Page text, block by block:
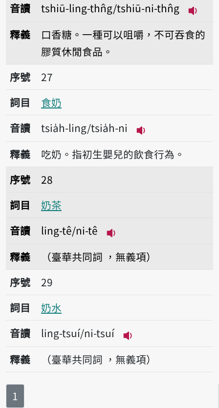
音讀
tshiū-ling-thn̂g/tshiū-ni-thn̂g
釋義
口香糖。一種可以咀嚼，不可吞食的
膠質休閒食品。
序號27食奶
序號
27
詞目
食奶
音讀
tsia̍h-ling/tsia̍h-ni
播放音讀tsia̍h-
釋義
吃奶。指初生嬰兒的飲食行為。
序號28奶茶
序號
28
詞目
奶茶
音讀
ling-tê/ni-tê
釋義
（臺華共同詞 ，無義項）
序號29奶水
序號
29
詞目
奶水
音讀
ling-tsuí/ni-tsuí
播放音讀ling-tsuí/
釋義 （臺華共同詞 ，無義項）
第
1